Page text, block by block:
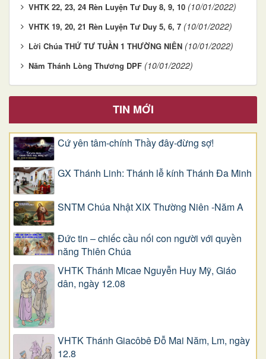
VHTK 22, 23, 24 Rèn Luyện Tư Duy 8, 9, 10 (10/01/2022)
VHTK 19, 20, 21 Rèn Luyện Tư Duy 5, 6, 7 (10/01/2022)
Lời Chúa THỨ TƯ TUẦN 1 THƯỜNG NIÊN (10/01/2022)
Năm Thánh Lòng Thương DPF (10/01/2022)
TIN MỚI
Cứ yên tâm-chính Thầy đây-đừng sợ!
GX Thánh Linh: Thánh lễ kính Thánh Đa Minh
SNTM Chúa Nhật XIX Thường Niên -Năm A
Đức tin – chiếc cầu nối con người với quyền
năng Thiên Chúa
VHTK Thánh Micae Nguyễn Huy Mỹ, Giáo
dân, ngày 12.08
VHTK Thánh Giacôbê Ðỗ Mai Năm, Lm, ngày
12.8